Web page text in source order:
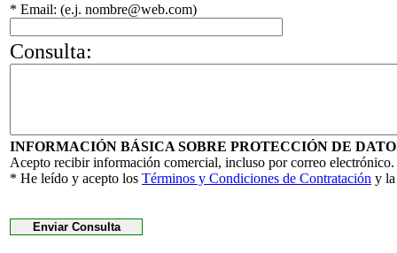
* Email: (e.j. nombre@web.com)
Consulta:
INFORMACIÓN BÁSICA SOBRE PROTECCIÓN DE
Acepto recibir información comercial, incluso por correo electrónico.
* He leído y acepto los Términos y Condiciones de Contratación y